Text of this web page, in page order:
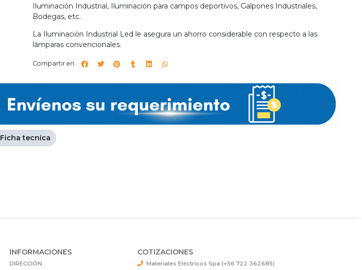
Iluminación Industrial, Iluminación para campos deportivos, Galpones Industriales,
Bodegas, etc.
La Iluminación Industrial Led le asegura un ahorro considerable con respecto a las
lámparas convencionales.
Compartir en:
Ficha tecnica
INFORMACIONES
DIRECCIÓN
COTIZACIONES
Materiales Eléctricos Spa (+56 722 362685)